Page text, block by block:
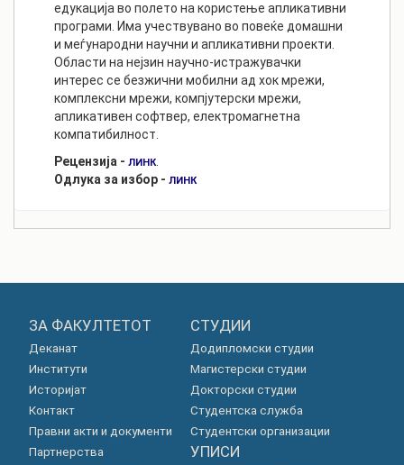
едукација во полето на користење апликативни
програми. Има учествувано во повеќе домашни
и меѓународни научни и апликативни проекти.
Области на нејзин научно-истражувачки
интерес се безжични мобилни ад хок мрежи,
комплексни мрежи, компјутерски мрежи,
апликативен софтвер, електромагнетна
компатибилност.
Рецензија - ЛИНК
Одлука за избор - ЛИНК
ЗА ФАКУЛТЕТОТ
Деканат
Институти
Историјат
Контакт
Правни акти и документи
Партнерства
СТУДИИ
Додипломски студии
Магистерски студии
Докторски студии
Студентска служба
Студентски организации
УПИСИ